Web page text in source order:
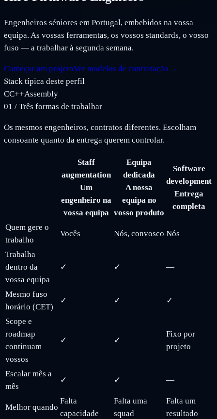
Engenheiros séniores em Portugal, embebidos na vossa
equipa. As vossas ferramentas, os vossos standards, o vosso
fuso — a trabalhar à segunda semana.
Começar um projetoVer modelos de contratação →
Stack típica deste perfil
CC++Assembly
01 / Três formas de trabalhar
Os mesmos engenheiros, contratos diferentes. Escolham
consoante quanto da entrega querem controlar.
Staff
augmentation
Um
engenheiro na
vossa equipa
Equipa
dedicada
A nossa
equipa no
vosso produto
Software
development
Entrega
completa
Quem gere o
trabalho
Vocês Nós, convosco Nós
Trabalha
dentro da
vossa equipa
✓ ✓ —
Mesmo fuso
horário (CET)
✓ ✓ ✓
Scope e
roadmap
continuam
vossos
✓ ✓
Fixo por
projeto
Escalar mês a
mês
✓ ✓ —
Melhor quando
Falta
capacidade
Falta uma
squad
Falta um
resultado